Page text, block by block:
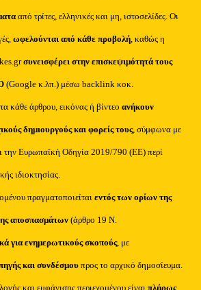
από τρίτες, ελληνικές και μη, ιστοσελίδες. Οι
ωφελούνται από κάθε προβολή, καθώς η
συνεισφέρει στην επισκεψιμότητά τους
(Google κ.λπ.) μέσω backlink κοκ.
κάθε άρθρου, εικόνας ή βίντεοανήκουν
δημιουργούς και φορείς τους, σύμφωνα με
Ευρωπαϊκή Οδηγία 2019/790 (ΕΕ) περί
ιδιοκτησίας.
πραγματοποιείταιεντός των ορίων της
αποσπασμάτων(άρθρο 19 Ν.
για ενημερωτικούς σκοπούς, με
και συνδέσμουπρος το αρχικό δημοσίευμα.
και εμφάνισης περιεχομένου είναιπλήρως